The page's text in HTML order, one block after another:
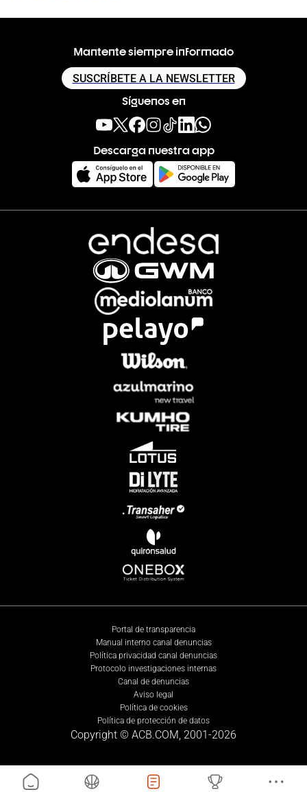
Mantente siempre informado
SUSCRÍBETE A LA NEWSLETTER
Síguenos en
Descarga nuestra app
Portal de transparencia
Manual interno canal denuncias
Política privacidad canal denuncias
Protocolo investigaciones internas
Canal de denuncias
Aviso legal
Política de cookies
Política de protección de datos
Copyright © ACB.COM, 2001-2026